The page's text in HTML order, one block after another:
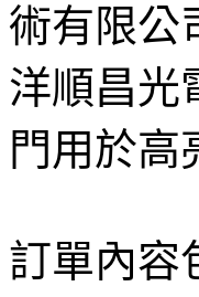
術有限公
洋順昌光
門用於高
訂單內容